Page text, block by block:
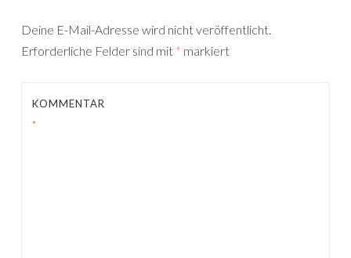
Deine E-Mail-Adresse wird nicht veröffentlicht.
Erforderliche Felder sind mit * markiert
KOMMENTAR
*